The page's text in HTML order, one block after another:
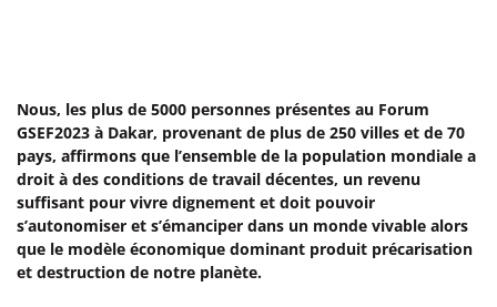
Nous, les plus de 5000 personnes présentes au Forum
GSEF2023 à Dakar, provenant de plus de 250 villes et de 70
pays, affirmons que l’ensemble de la population mondiale a
droit à des conditions de travail décentes, un revenu
suffisant pour vivre dignement et doit pouvoir
s’autonomiser et s’émanciper dans un monde vivable alors
que le modèle économique dominant produit précarisation
et destruction de notre planète.